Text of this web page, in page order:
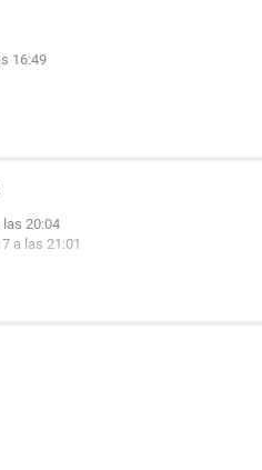
16:49
las 20:04
a las 21:01